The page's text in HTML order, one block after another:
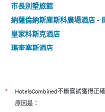
市長別墅旅館
納薩倫納斯庫斯科廣場酒店 -
皇家科斯克酒店
瑪奎塞斯酒店
科伊魯爾酒店 - 庫斯科
圖帕克尤潘基飯店
* HotelsCombined不斷嘗試獲得正
原因是：